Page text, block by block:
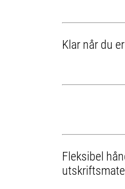
Klar når du er
Fleksibel